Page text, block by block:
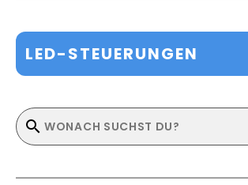
LED-STEUERUNGEN